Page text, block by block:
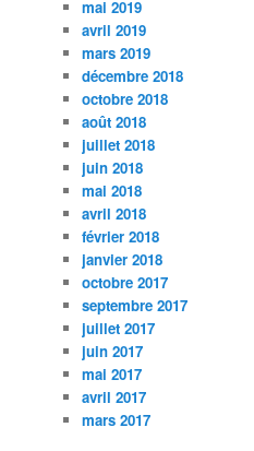
mai 2019
avril 2019
mars 2019
décembre 2018
octobre 2018
août 2018
juillet 2018
juin 2018
mai 2018
avril 2018
février 2018
janvier 2018
octobre 2017
septembre 2017
juillet 2017
juin 2017
mai 2017
avril 2017
mars 2017